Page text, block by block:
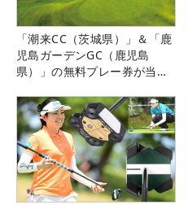
「潮来CC（茨城県）」＆「鹿
児島ガーデンGC（鹿児島
県）」の無料プレー券が当た